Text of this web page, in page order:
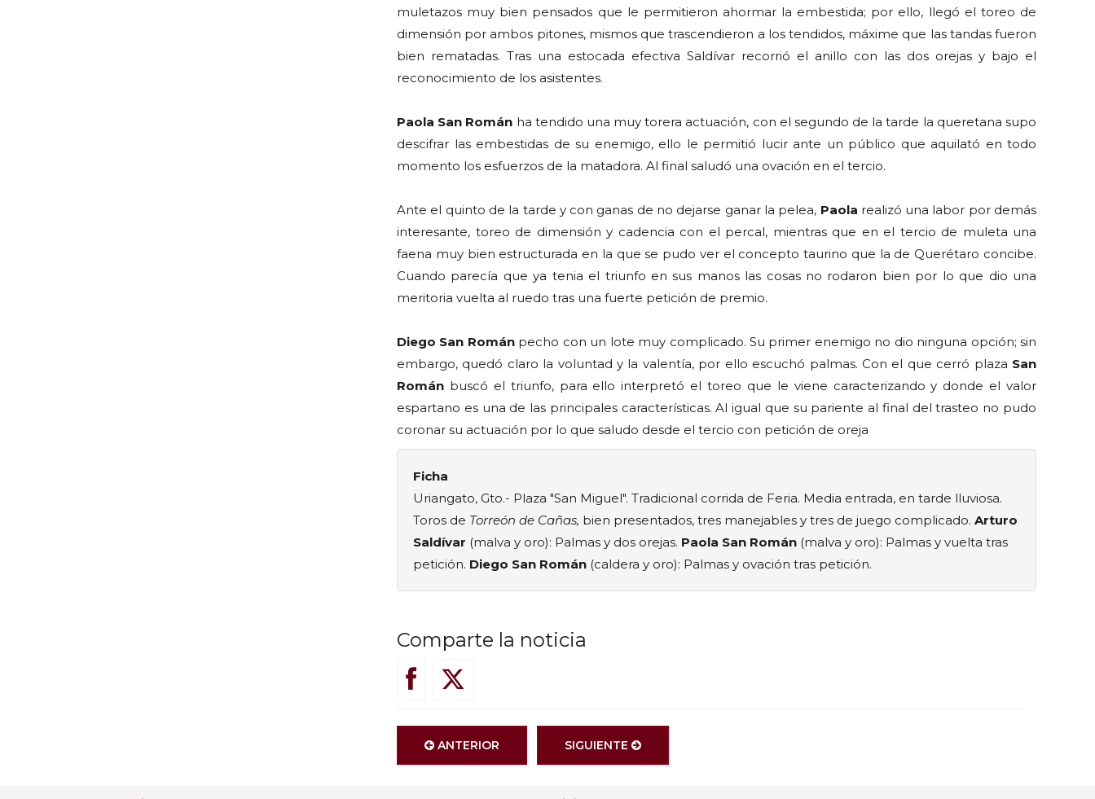
muletazos muy bien pensados que le permitieron ahormar la embestida; por ello, llegó el toreo de
dimensión por ambos pitones, mismos que trascendieron a los tendidos, máxime que las tandas fueron
bien rematadas. Tras una estocada efectiva Saldívar recorrió el anillo con las dos orejas y bajo el
reconocimiento de los asistentes.
Paola San Román ha tendido una muy torera actuación, con el segundo de la tarde la queretana supo
descifrar las embestidas de su enemigo, ello le permitió lucir ante un público que aquilató en todo
momento los esfuerzos de la matadora. Al final saludó una ovación en el tercio.
Ante el quinto de la tarde y con ganas de no dejarse ganar la pelea, Paola realizó una labor por demás
interesante, toreo de dimensión y cadencia con el percal, mientras que en el tercio de muleta una
faena muy bien estructurada en la que se pudo ver el concepto taurino que la de Querétaro concibe.
Cuando parecía que ya tenia el triunfo en sus manos las cosas no rodaron bien por lo que dio una
meritoria vuelta al ruedo tras una fuerte petición de premio.
Diego San Románpecho con un lote muy complicado. Su primer enemigo no dio ninguna opción; sin
embargo, quedó claro la voluntad y la valentía, por ello escuchó palmas. Con el que cerró plaza San
Román buscó el triunfo, para ello interpretó el toreo que le viene caracterizando y donde el valor
espartano es una de las principales características. Al igual que su pariente al final del trasteo no pudo
coronar su actuación por lo que saludo desde el tercio con petición de oreja
Ficha
Uriangato, Gto.- Plaza "San Miguel". Tradicional corrida de Feria. Media entrada, en tarde lluviosa.
Toros de Torreón de Cañas, bien presentados, tres manejables y tres de juego complicado. Arturo
Saldívar (malva y oro): Palmas y dos orejas. Paola San Román (malva y oro): Palmas y vuelta tras
petición. Diego San Román (caldera y oro): Palmas y ovación tras petición.
Comparte la noticia
ANTERIOR SIGUIENTE